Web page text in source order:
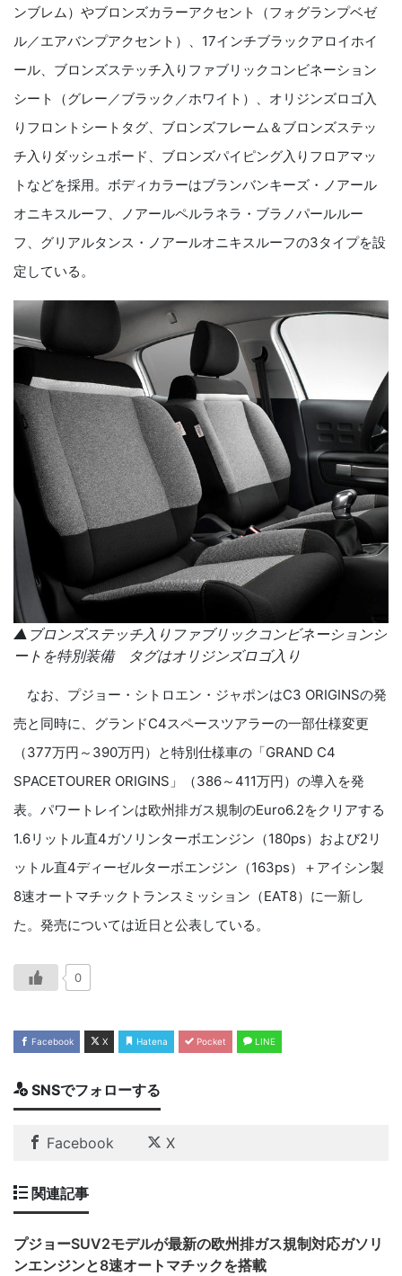
ンブレム）やブロンズカラーアクセント（フォグランプベゼ
ル／エアバンプアクセント）、 17インチブラックアロイホイ
ール、ブロンズステッチ入りファブリックコンビネーション
シート（グレー／ブラック／ホワイト）、オリジンズロゴ入
りフロントシートタグ、ブロンズフレーム＆ブロンズステッ
チ入りダッシュボード、ブロンズパイピング入りフロアマッ
トなどを採用。ボディカラーはブランバンキーズ・ノアール
オニキスルーフ、ノアールペルラネラ・ブラノパールルー
フ、グリアルタンス・ノアールオニキスルーフの3タイプを設
定している。
▲ブロンズステッチ入りファブリックコンビネーションシ
ートを特別装備 タグはオリジンズロゴ入り
なお、プジョー・シトロエン・ジャポンはC3 ORIGINSの発
売と同時に、グランドC4スペースツアラーの一部仕様変更
（377万円～ 390万円）と特別仕様車の「GRAND C4
SPACETOURER ORIGINS 」（386～411万円）の導入を発
表。パワートレインは欧州排ガス規制のEuro6.2をクリアする
1.6リットル直4ガソリンターボエンジン（180ps）および2 リ
ットル直4ディーゼルターボエンジン（163ps）＋アイシン製
8速オートマチックトランスミッション（EAT8）に一新し
た。発売については近日と公表している。
0
Facebook X Hatena Pocket LINE
SNSでフォローする
Facebook X
関連記事
プジョーSUV2モデルが最新の欧州排ガス規制対応ガソリ
ンエンジンと8速オートマチックを搭載